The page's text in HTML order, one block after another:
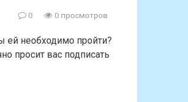
0 0 просмотров
ей необходимо пройти?
просит вас подписать